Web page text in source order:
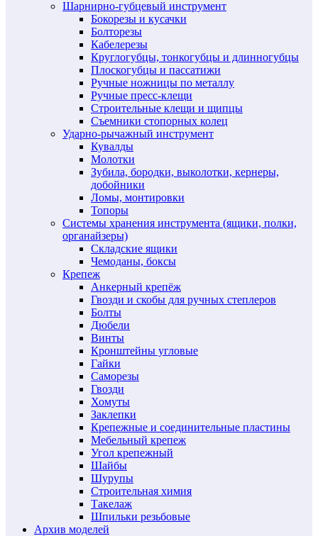
Шарнирно-губцевый инструмент
Бокорезы и кусачки
Болторезы
Кабелерезы
Круглогубцы, тонкогубцы и длинногубцы
Плоскогубцы и пассатижи
Ручные ножницы по металлу
Ручные пресс-клещи
Строительные клещи и щипцы
Съемники стопорных колец
Ударно-рычажный инструмент
Кувалды
Молотки
Зубила, бородки, выколотки, кернеры,
добойники
Ломы, монтировки
Топоры
Системы хранения инструмента (ящики, полки,
органайзеры)
Складские ящики
Чемоданы, боксы
Крепеж
Анкерный крепёж
Гвозди и скобы для ручных степлеров
Болты
Дюбели
Винты
Кронштейны угловые
Гайки
Саморезы
Гвозди
Хомуты
Заклепки
Крепежные и соединительные пластины
Мебельный крепеж
Угол крепежный
Шайбы
Шурупы
Строительная химия
Такелаж
Шпильки резьбовые
Архив моделей